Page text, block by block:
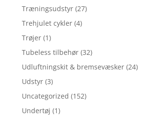
Træningsudstyr (27)
Trehjulet cykler (4)
Trøjer (1)
Tubeless tilbehør (32)
Udluftningskit & bremsevæsker (24)
Udstyr (3)
Uncategorized (152)
Undertøj (1)